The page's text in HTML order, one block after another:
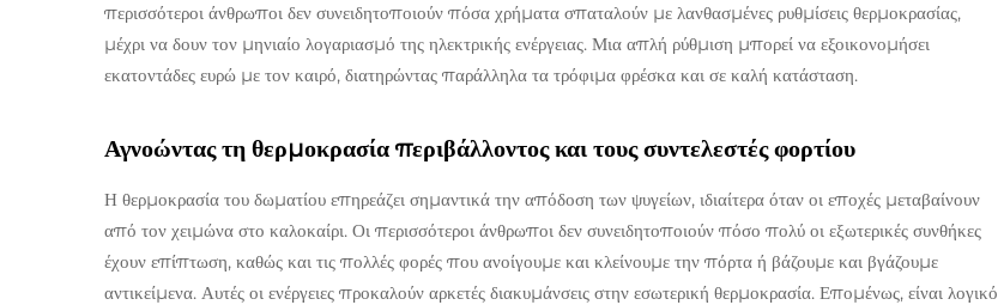
περισσότεροι άνθρωποι δεν συνειδητοποιούν πόσα χρήματα σπαταλούν με λανθασμένες ρυθμίσεις θερμοκρασίας,
μέχρι να δουν τον μηνιαίο λογαριασμό της ηλεκτρικής ενέργειας. Μια απλή ρύθμιση μπορεί να εξοικονομήσει
εκατοντάδες ευρώ με τον καιρό, διατηρώντας παράλληλα τα τρόφιμα φρέσκα και σε καλή κατάσταση.
Αγνοώντας τη θερμοκρασία περιβάλλοντος και τους συντελεστές φορτίου
Η θερμοκρασία του δωματίου επηρεάζει σημαντικά την απόδοση των ψυγείων, ιδιαίτερα όταν οι εποχές μεταβαίνουν
από τον χειμώνα στο καλοκαίρι. Οι περισσότεροι άνθρωποι δεν συνειδητοποιούν πόσο πολύ οι εξωτερικές συνθήκες
έχουν επίπτωση, καθώς και τις πολλές φορές που ανοίγουμε και κλείνουμε την πόρτα ή βάζουμε και βγάζουμε
αντικείμενα. Αυτές οι ενέργειες προκαλούν αρκετές διακυμάνσεις στην εσωτερική θερμοκρασία. Επομένως, είναι λογικό